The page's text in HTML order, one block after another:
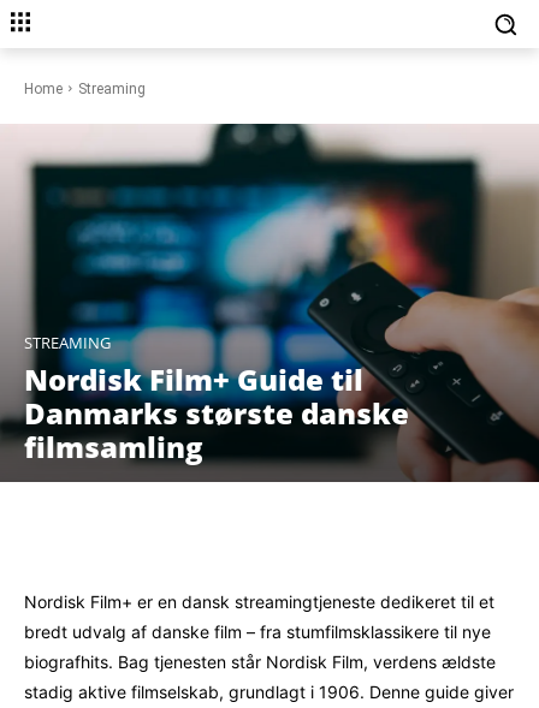
Home Streaming
STREAMING
Nordisk Film+ Guide til
Danmarks største danske
filmsamling
Nordisk Film+ er en dansk streamingtjeneste dedikeret til et
bredt udvalg af danske film – fra stumfilmsklassikere til nye
biografhits. Bag tjenesten står Nordisk Film, verdens ældste
stadig aktive filmselskab, grundlagt i 1906. Denne guide giver